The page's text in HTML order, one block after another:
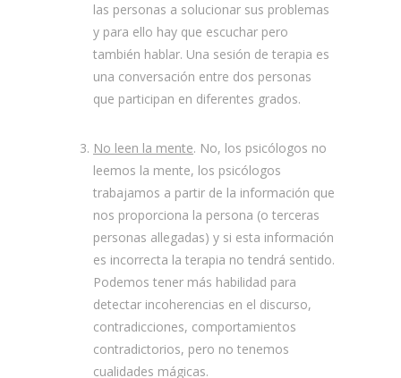
las personas a solucionar sus problemas
y para ello hay que escuchar pero
también hablar. Una sesión de terapia es
una conversación entre dos personas
que participan en diferentes grados.
No leen la mente. No, los psicólogos no
leemos la mente, los psicólogos
trabajamos a partir de la información que
nos proporciona la persona (o terceras
personas allegadas) y si esta información
es incorrecta la terapia no tendrá sentido.
Podemos tener más habilidad para
detectar incoherencias en el discurso,
contradicciones, comportamientos
contradictorios, pero no tenemos
cualidades mágicas.